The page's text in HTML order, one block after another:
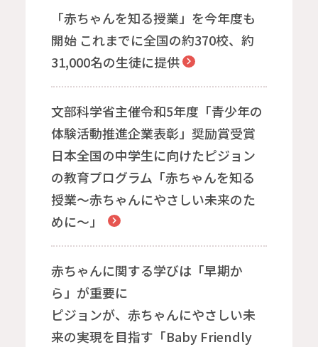
「赤ちゃんを知る授業」を今年度も
開始 これまでに全国の約370校、約
31,000名の生徒に提供
文部科学省主催令和5年度「青少年の
体験活動推進企業表彰」奨励賞受賞
日本全国の中学生に向けたピジョン
の教育プログラム「赤ちゃんを知る
授業～赤ちゃんにやさしい未来のた
めに～」
赤ちゃんに関する学びは「早期か
ら」が重要に
ピジョンが、赤ちゃんにやさしい未
来の実現を目指す「Baby Friendly